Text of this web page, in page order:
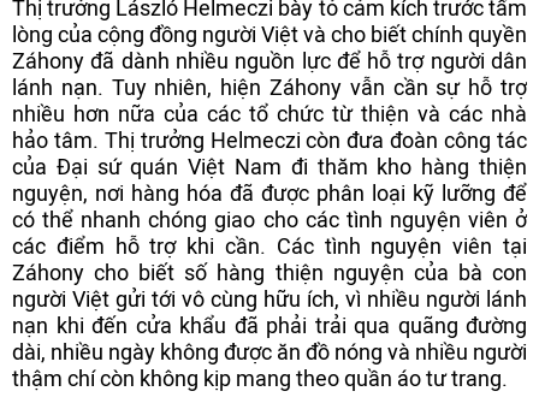
Thị trưởng László Helmeczi bày tỏ cảm kích trước tấm
lòng của cộng đồng người Việt và cho biết chính quyền
Záhony đã dành nhiều nguồn lực để hỗ trợ người dân
lánh nạn. Tuy nhiên, hiện Záhony vẫn cần sự hỗ trợ
nhiều hơn nữa của các tổ chức từ thiện và các nhà
hảo tâm. Thị trưởng Helmeczi còn đưa đoàn công tác
của Đại sứ quán Việt Nam đi thăm kho hàng thiện
nguyện, nơi hàng hóa đã được phân loại kỹ lưỡng để
có thể nhanh chóng giao cho các tình nguyện viên ở
các điểm hỗ trợ khi cần. Các tình nguyện viên tại
Záhony cho biết số hàng thiện nguyện của bà con
người Việt gửi tới vô cùng hữu ích, vì nhiều người lánh
nạn khi đến cửa khẩu đã phải trải qua quãng đường
dài, nhiều ngày không được ăn đồ nóng và nhiều người
thậm chí còn không kịp mang theo quần áo tư trang.